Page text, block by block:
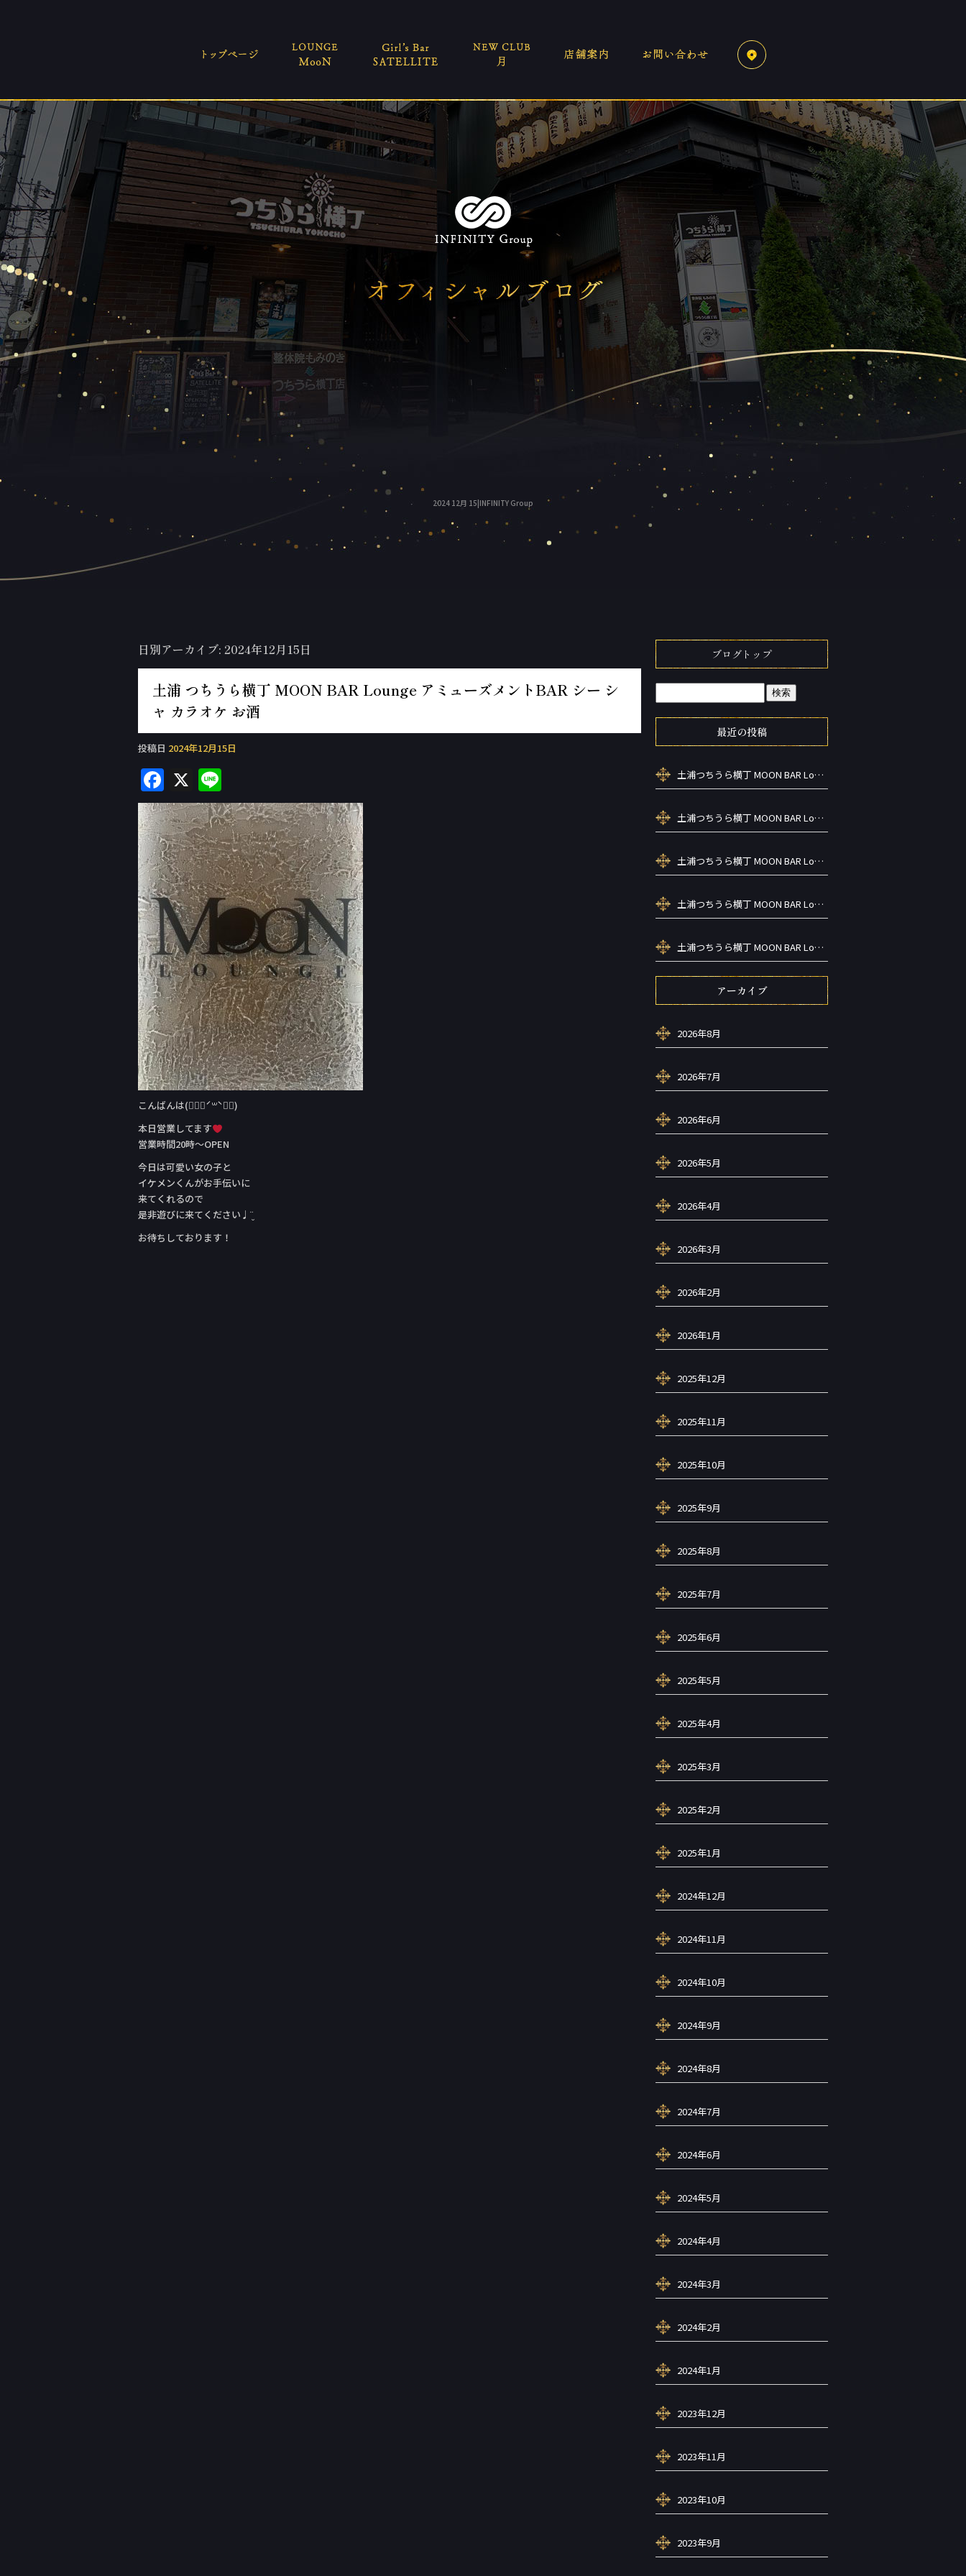
2024 12月 15|INFINITY Group
日別アーカイブ: 2024年12月15日
土浦 つちうら横丁 MOON BAR Lounge アミューズメントBAR シー シ
ャ カラオケ お酒
投稿日 2024年12月15日
F
a
c
e
b
o
o
k
X
n
e
こんばんは(๑⃙⃘ˊ꒳​ˋ๑⃙)
本日営業してます
営業時間20時〜OPEN
今日は可愛い女の子と
イケメンくんがお手伝いに
来てくれるので
是非遊びに来てください♩¨̮
お待ちしております！
ブログトップ
最近の投稿
土浦つちうら横丁 MOON BAR Lounge ーズメントBAR シーシャカラ オケお酒
土浦つちうら横丁 MOON BAR Lounge ーズメントBAR シーシャカラ オケお酒
土浦つちうら横丁 MOON BAR Lounge ーズメントBAR シーシャカラ オケお酒
土浦つちうら横丁 MOON BAR Lounge ーズメントBAR シーシャカラ オケお酒
土浦つちうら横丁 MOON BAR Lounge ーズメントBAR シーシャカラ オケお酒
アーカイブ
2026年8月
2026年7月
2026年6月
2026年5月
2026年4月
2026年3月
2026年2月
2026年1月
2025年12月
2025年11月
2025年10月
2025年9月
2025年8月
2025年7月
2025年6月
2025年5月
2025年4月
2025年3月
2025年2月
2025年1月
2024年12月
2024年11月
2024年10月
2024年9月
2024年8月
2024年7月
2024年6月
2024年5月
2024年4月
2024年3月
2024年2月
2024年1月
2023年12月
2023年11月
2023年10月
2023年9月